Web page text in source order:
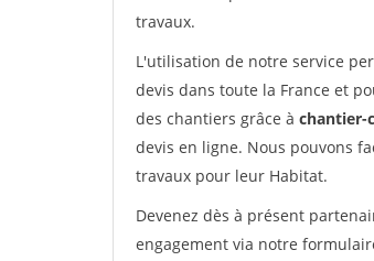
travaux.
L'utilisation de notre service
devis dans toute la France et
des chantiers grâce à chantier-
devis en ligne. Nous pouvons
travaux pour leur Habitat.
Devenez dès à présent
engagement via notre